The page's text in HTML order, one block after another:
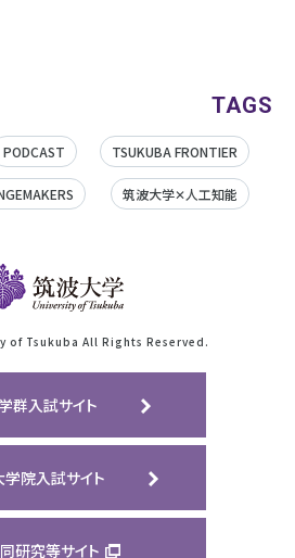
TAGS
PODCAST TSUKUBA FRONTIER
筑波大学✕人工知能
of Tsukuba All Rights Reserved.
群入試サイト
学院入試サイト
研究等サイト